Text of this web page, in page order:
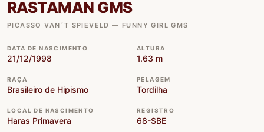
RASTAMAN GMS
PICASSO VAN´T SPIEVELD — FUNNY GIRL GMS
DATA DE NASCIMENTO
21/12/1998
ALTURA
1.63 m
RAÇA
Brasileiro de Hipismo
PELAGEM
Tordilha
LOCAL DE NASCIMENTO
Haras Primavera
REGISTRO
68-SBE